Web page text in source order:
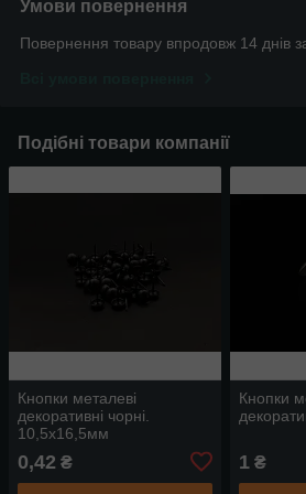
Умови повернення
Повернення товару впродовж 14 днів
Подібні товари компанії
Кнопки металеві
декоративні чорні.
10,5х16,5мм
0,42 ₴
Кнопки
1₴